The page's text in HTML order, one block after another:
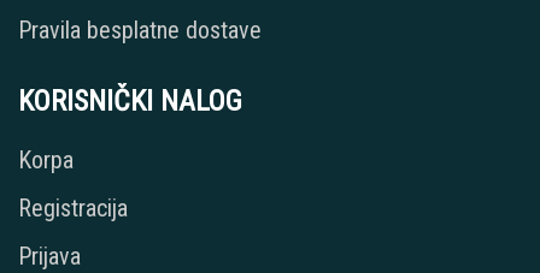
Pravila besplatne dostave
KORISNIČKI NALOG
Korpa
Registracija
Prijava